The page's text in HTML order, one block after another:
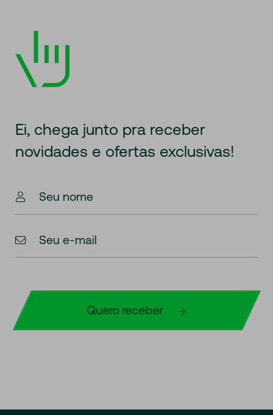
Ei, chega junto pra receber
novidades e ofertas exclusivas!
Seu nome
Seu e-mail
Quero receber